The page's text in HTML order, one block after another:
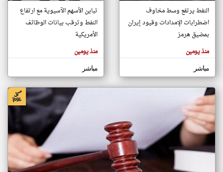
تغيير الدولة
مصادر الأخبار من المغرب
اخبار المغرب على مدار الساعة
أهم اخبار المغرب العاجلة والمباشرة
المقالات
الموجوده
وجهة
نظر
كاتبيها.
النفط يرتفع وسط مخاوف
اضطرابات الإمدادات وقيود إيران
بمضيق هرمز
منذ يومين
مباشر
تباين الأسهم الآسيوية مع ارتفاع
النفط وترقب بيانات الوظائف
الأمريكية
منذ يومين
مباشر
klyoum.com